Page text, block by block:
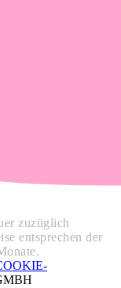
zuzüglich
entsprechen der